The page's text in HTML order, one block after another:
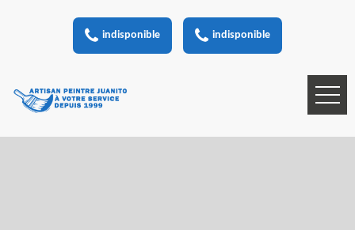
indisponible indisponible